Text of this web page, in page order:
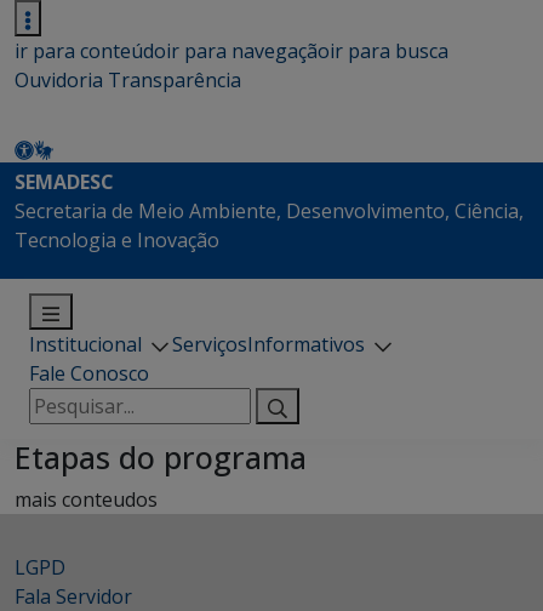
ir para conteúdoir para navegaçãoir para busca
Ouvidoria Transparência
SEMADESC
Secretaria de Meio Ambiente, Desenvolvimento, Ciência,
Tecnologia e Inovação
Institucional ServiçosInformativos
Fale Conosco
Pesquisar
por:
Etapas do programa
mais conteudos
LGPD
Fala Servidor